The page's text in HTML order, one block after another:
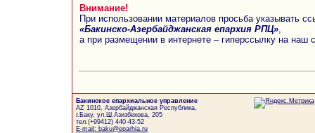
Внимание!
При использовании материалов просьба указывать
«Бакинско-Азербайджанская епархия РПЦ»
а при размещении в интернете – гиперссылку на наш
Бакинское епархиальное управление
AZ 1010, Азербайджанская Республика,
г.Баку, ул.Ш.Азизбекова, 205
тел.(+99412) 440-43-52
E-mail: baku@eparhia.ru